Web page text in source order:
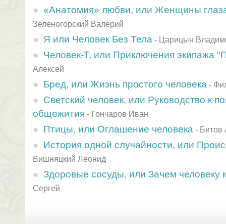
«Анатомия» любви, или Женщины
Зеленогорский Валерий
Я или Человек Без Тела - Царицын
Человек-Т, или Приключения экипажа
Алексей
Бред, или Жизнь простого человека -
Светский человек, или Руководство к
общежития - Гончаров Иван
Птицы, или Оглашение человека - Битов
История одной случайности, или
Вишняцкий Леонид
Здоровые сосуды, или Зачем
Сергей